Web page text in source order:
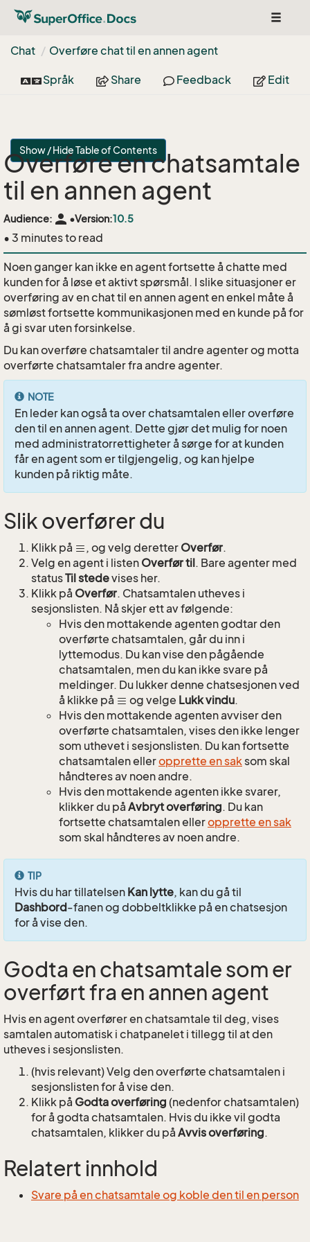
Toggle
Chat
Overføre chat til en annen agent
Språk Share Feedback Edit
Show / Hide Table of Contents
Overføre en chatsamtale
til en annen agent
Audience: person •Version:10.5
• 3 minutes to read
Noen ganger kan ikke en agent fortsette å chatte med
kunden for å løse et aktivt spørsmål. I slike situasjoner er
overføring av en chat til en annen agent en enkel måte å
sømløst fortsette kommunikasjonen med en kunde på for
å gi svar uten forsinkelse.
Du kan overføre chatsamtaler til andre agenter og motta
overførte chatsamtaler fra andre agenter.
NOTE
En leder kan også ta over chatsamtalen eller overføre
den til en annen agent. Dette gjør det mulig for noen
med administratorrettigheter å sørge for at kunden
får en agent som er tilgjengelig, og kan hjelpe
kunden på riktig måte.
Slik overfører du
Klikk på , og velg deretter Overfør.
Velg en agent i listen Overfør til. Bare agenter med
statusTil stedevises her.
Klikk på Overfør. Chatsamtalen utheves i
sesjonslisten. Nå skjer ett av følgende:
Hvis den mottakende agenten godtar den
overførte chatsamtalen, går du inn i
lyttemodus. Du kan vise den pågående
chatsamtalen, men du kan ikke svare på
meldinger. Du lukker denne chatsesjonen ved
å klikke på
og velge Lukk vindu.
Hvis den mottakende agenten avviser den
overførte chatsamtalen, vises den ikke lenger
som uthevet i sesjonslisten. Du kan fortsette
chatsamtalen elleropprette en saksom skal
håndteres av noen andre.
Hvis den mottakende agenten ikke svarer,
klikker du på Avbryt overføring. Du kan
fortsette chatsamtalen elleropprette en sak
som skal håndteres av noen andre.
TIP
Hvis du har tillatelsen Kan lytte, kan du gå til
Dashbord-fanen og dobbeltklikke på en chatsesjon
for å vise den.
Godta en chatsamtale som er
overført fra en annen agent
Hvis en agent overfører en chatsamtale til deg, vises
samtalen automatisk i chatpanelet i tillegg til at den
utheves i sesjonslisten.
(hvis relevant) Velg den overførte chatsamtalen i
sesjonslisten for å vise den.
Klikk på Godta overføring (nedenfor chatsamtalen)
for å godta chatsamtalen. Hvis du ikke vil godta
chatsamtalen, klikker du på Avvis overføring.
Relatert innhold
Svare på en chatsamtale og koble den til en person